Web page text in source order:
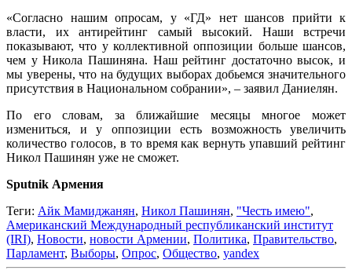
«Согласно нашим опросам, у «ГД» нет шансов прийти к
власти, их антирейтинг самый высокий. Наши встречи
показывают, что у коллективной оппозиции больше шансов,
чем у Никола Пашиняна. Наш рейтинг достаточно высок, и
мы уверены, что на будущих выборах добьемся значительного
присутствия в Национальном собрании», – заявил Даниелян.
По его словам, за ближайшие месяцы многое может
измениться, и у оппозиции есть возможность увеличить
количество голосов, в то время как вернуть упавший рейтинг
Никол Пашинян уже не сможет.
Sputnik Армения
Теги: Айк Мамиджанян, Никол Пашинян, "Честь имею",
Американский Международный республиканский институт
(IRI), Новости, новости Армении, Политика, Правительство,
Парламент, Выборы, Опрос, Общество, yandex